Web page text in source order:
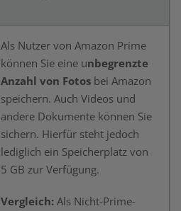
Als Nutzer von Amazon Prime
können Sie eine unbegrenzte
Anzahl von Fotos bei Amazon
speichern. Auch Videos und
andere Dokumente können Sie
sichern. Hierfür steht jedoch
lediglich ein Speicherplatz von
5 GB zur Verfügung.
Vergleich: Als Nicht-Prime-